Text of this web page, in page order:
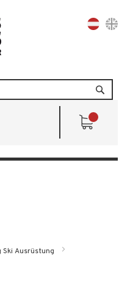
Suche
Sprache
Ski Ausrüstung